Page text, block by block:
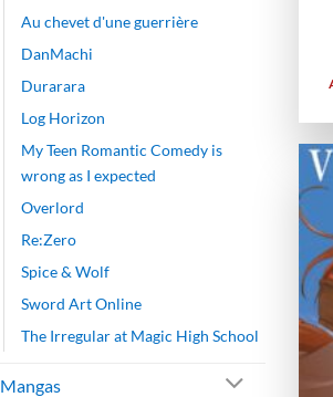
Au chevet d'une guerrière
DanMachi
Durarara
Log Horizon
My Teen Romantic Comedy is
wrong as I expected
Overlord
Re:Zero
Spice & Wolf
Sword Art Online
The Irregular at Magic High School
Mangas